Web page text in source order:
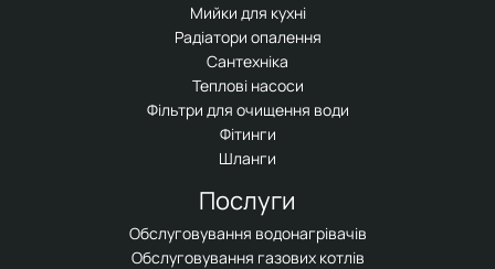
Мийки для кухні
Радіатори опалення
Сантехніка
Теплові насоси
Фільтри для очищення води
Фітинги
Шланги
Послуги
Обслуговування водонагрівачів
Обслуговування газових котлів